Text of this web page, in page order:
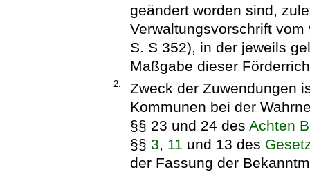
geändert worden sind,
Verwaltungsvorschrift
S. S 352), in der jeweils
Maßgabe dieser
2.
Zweck der Zuwendungen
Kommunen bei der
§§ 23 und 24 des Achten
§§ 3, 11 und 13 des
der Fassung der